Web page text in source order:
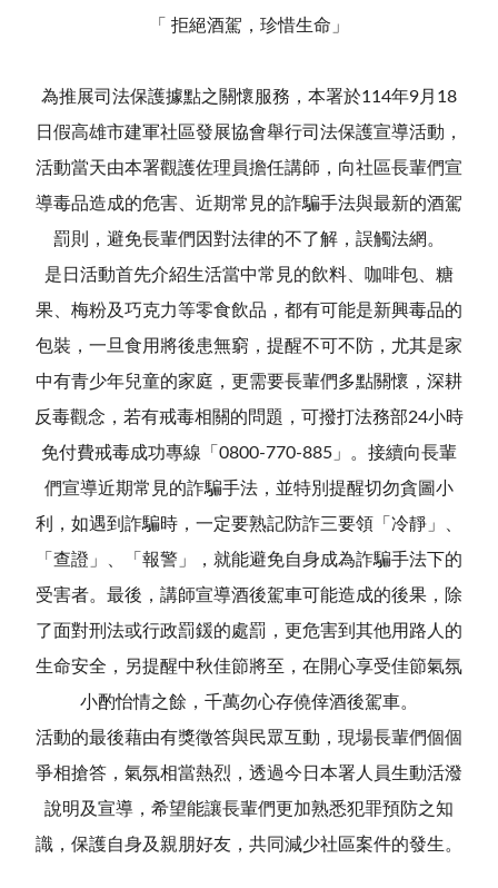
「 拒絕酒駕，珍惜生命」
為推展司法保護據點之關懷服務，本署於114年9月18
日假高雄市建軍社區發展協會舉行司法保護宣導活動，
活動當天由本署觀護佐理員擔任講師，向社區長輩們宣
導毒品造成的危害、近期常見的詐騙手法與最新的酒駕
罰則，避免長輩們因對法律的不了解，誤觸法網。
是日活動首先介紹生活當中常見的飲料、咖啡包、糖
果、梅粉及巧克力等零食飲品，都有可能是新興毒品的
包裝，一旦食用將後患無窮，提醒不可不防，尤其是家
中有青少年兒童的家庭，更需要長輩們多點關懷，深耕
反毒觀念，若有戒毒相關的問題，可撥打法務部24小時
免付費戒毒成功專線「0800-770-885」。接續向長輩
們宣導近期常見的詐騙手法，並特別提醒切勿貪圖小
利，如遇到詐騙時，一定要熟記防詐三要領「冷靜」、
「查證」、「報警」，就能避免自身成為詐騙手法下的
受害者。最後，講師宣導酒後駕車可能造成的後果，除
了面對刑法或行政罰鍰的處罰，更危害到其他用路人的
生命安全，另提醒中秋佳節將至，在開心享受佳節氣氛
小酌怡情之餘，千萬勿心存僥倖酒後駕車。
活動的最後藉由有獎徵答與民眾互動，現場長輩們個個
爭相搶答，氣氛相當熱烈，透過今日本署人員生動活潑
說明及宣導，希望能讓長輩們更加熟悉犯罪預防之知
識，保護自身及親朋好友，共同減少社區案件的發生。